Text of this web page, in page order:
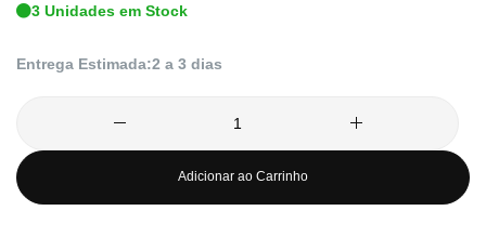
3 Unidades em Stock
Entrega Estimada:2 a 3 dias
Adicionar ao Carrinho